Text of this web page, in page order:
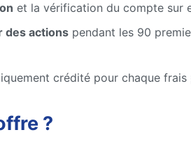
et la vérification du compte sur
des actions pendant les 90
crédité pour chaque frais
?